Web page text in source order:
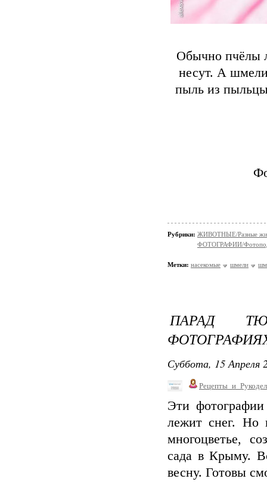
Обычно пчёлы
несут. А
пыль из пыльцы
Рубрики: ЖИВОТНЫЕ/Разные
ФОТОГРАФИИ/
Метки: насекомые шмели
ПАРАД
Суббота, 15 Апреля
Эти
лежит снег. Но
многоцветье,
сада в Крыму.
весну. Готовы